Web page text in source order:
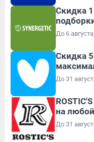
Скидка
До 6
Скидка
До 31
на
До 31